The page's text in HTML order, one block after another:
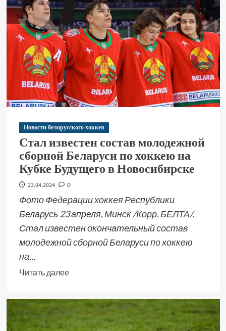
Новости белорусского хоккея
Стал известен состав молодежной
сборной Беларуси по хоккею на
Кубке Будущего в Новосибирске
23.04.2024 0
Фото Федерации хоккея Республики
Беларусь 23 апреля, Минск /Корр. БЕЛТА/.
Стал известен окончательный состав
молодежной сборной Беларуси по хоккею
на...
Читать далее